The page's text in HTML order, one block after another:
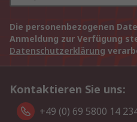
Die personenbezogenen
Anmeldung zur Verfügung
Datenschutzerklärung
Kontaktieren Sie uns:
+49 (0) 69 5800 14